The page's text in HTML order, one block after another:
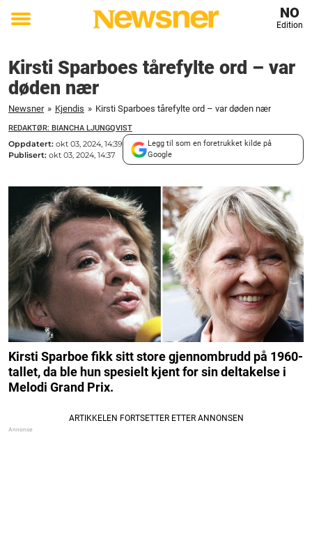
Toggle
NO
Edition
Kirsti Sparboes tårefylte ord – var
døden nær
Newsner » Kjendis » Kirsti Sparboes tårefylte ord – var døden nær
REDAKTØR: BIANCHA LJUNGQVIST
Oppdatert: okt 03, 2024, 14:39
Publisert: okt 03, 2024, 14:37
Legg til som en foretrukket kilde på
Google
Kirsti Sparboe fikk sitt store gjennombrudd på 1960-
tallet, da ble hun spesielt kjent for sin deltakelse i
Melodi Grand Prix.